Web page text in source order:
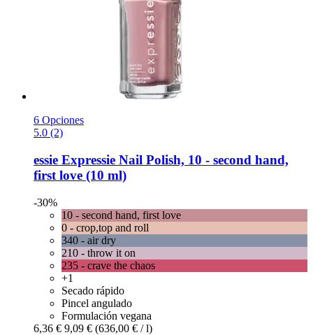
6 Opciones
5.0 (2)
essie Expressie Nail Polish, 10 -​ second hand,
first love (10 ml)
-30%
10 - second hand, first love
0 - crop,top and roll
340 - air dry
210 - throw it on
235 - crave the chaos
+1
Secado rápido
Pincel angulado
Formulación vegana
6,36 € 9,09 € (636,00 € / l)